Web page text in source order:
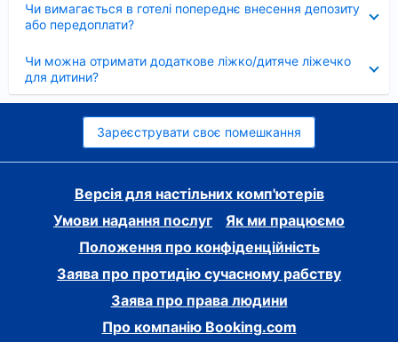
Чи вимагається в готелі попереднє внесення депозиту
або передоплати?
Чи можна отримати додаткове ліжко/дитяче ліжечко
для дитини?
Зареєструвати своє помешкання
Версія для настільних комп'ютерів
Умови надання послуг
Як ми працюємо
Положення про конфіденційність
Заява про протидію сучасному рабству
Заява про права людини
Про компанію Booking.com